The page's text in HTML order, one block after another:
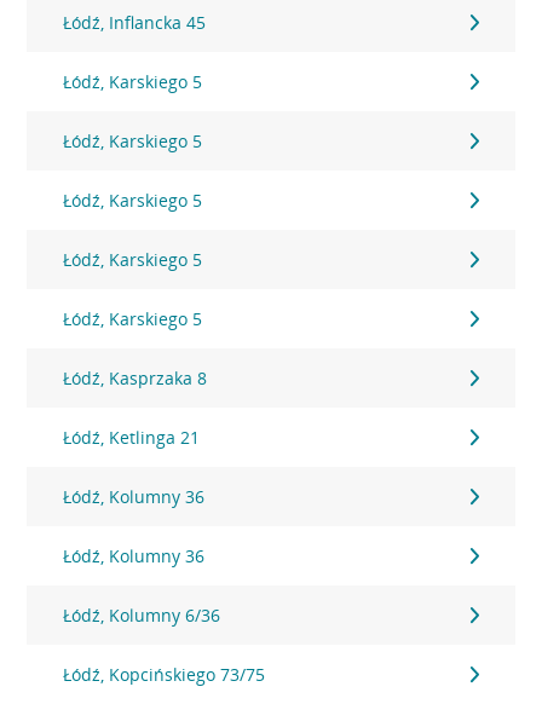
Łódź, Inflancka 45
Łódź, Karskiego 5
Łódź, Karskiego 5
Łódź, Karskiego 5
Łódź, Karskiego 5
Łódź, Karskiego 5
Łódź, Kasprzaka 8
Łódź, Ketlinga 21
Łódź, Kolumny 36
Łódź, Kolumny 36
Łódź, Kolumny 6/36
Łódź, Kopcińskiego 73/75